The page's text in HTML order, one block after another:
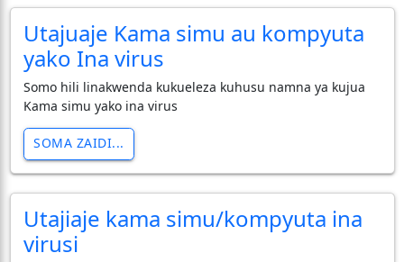
Utajuaje Kama simu au kompyuta
yako Ina virus
Somo hili linakwenda kukueleza kuhusu namna ya kujua
Kama simu yako ina virus
SOMA ZAIDI...
Utajiaje kama simu/kompyuta ina
virusi